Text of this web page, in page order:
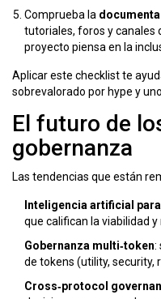
Comprueba la
tutoriales, foros y canales
proyecto piensa en la
Aplicar este checklist te
sobrevalorado por hype y
El futuro de
gobernanza
Las tendencias que están
Inteligencia artificial
que califican la viabilidad
Gobernanza multi‑token:
de tokens (utility, security,
Cross‑protocol